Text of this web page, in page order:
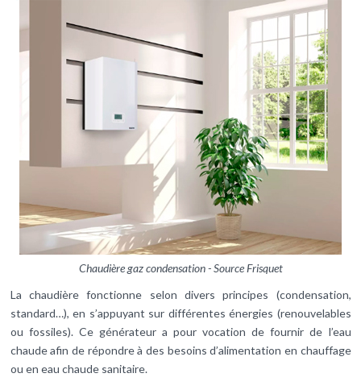
Chaudière gaz condensation - Source Frisquet
La chaudière fonctionne selon divers principes (condensation,
standard…), en s’appuyant sur différentes énergies (renouvelables
ou fossiles). Ce générateur a pour vocation de fournir de l’eau
chaude afin de répondre à des besoins d’alimentation en chauffage
ou en eau chaude sanitaire.